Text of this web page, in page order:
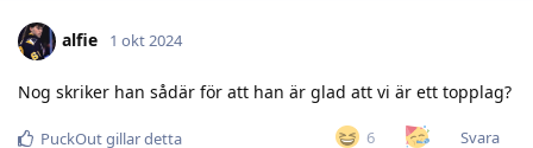
alfie 1 okt 2024
Nog skriker han sådär för att han är glad att vi är ett topplag?
6 Svara
PuckOutgillar detta